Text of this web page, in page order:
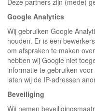
Deze partners zijn (mede)
Google Analytics
Wij gebruiken Google
houden. Er is een
om afspraken te maken
hebben wij Google niet
informatie te gebruiken
laten wij de IP-adressen
Beveiliging
Wij nemen